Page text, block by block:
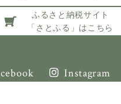
ふるさと納税サイト
「さとふる」はこちら
Instagram